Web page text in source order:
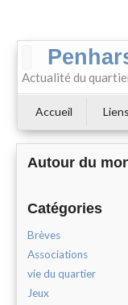
Actualité du
Accueil Liens
Autour du
Catégories
Brèves
Associations
vie du quartier
Jeux